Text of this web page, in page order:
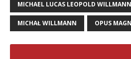
MICHAEL LUCAS LEOPOLD WILLMANN
MICHAŁ WILLMANN OPUS